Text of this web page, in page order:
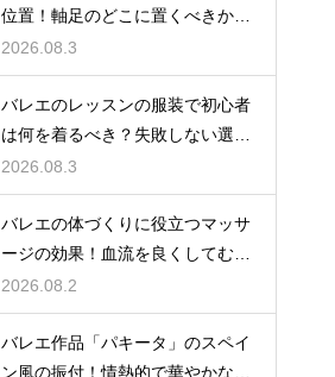
位置！軸足のどこに置くべきかを
徹底解説
2026.08.3
バレエのレッスンの服装で初心者
は何を着るべき？失敗しない選び
方
2026.08.3
バレエの体づくりに役立つマッサ
ージの効果！血流を良くしてむく
みスッキリ
2026.08.2
バレエ作品「パキータ」のスペイ
ン風の振付！情熱的で華やかな舞